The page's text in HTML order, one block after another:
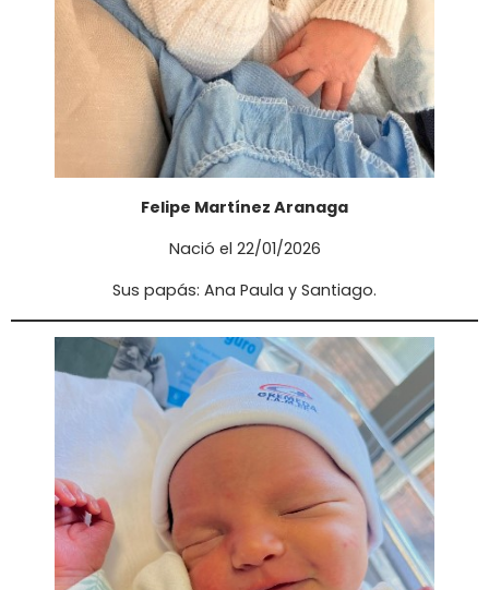
Felipe Martínez Aranaga
Nació el 22/01/2026
Sus papás: Ana Paula y Santiago.